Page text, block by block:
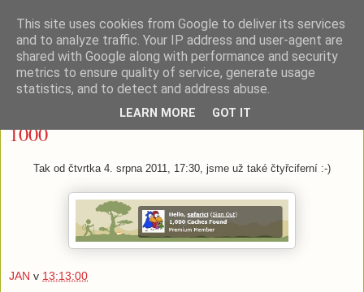
Tišnovské (geo)pivko
1000
Tak od čtvrtka 4. srpna 2011, 17:30, jsme už také čtyřciferní :-)
JAN v 13:13:00
This site uses cookies from Google to deliver its services
and to analyze traffic. Your IP address and user-agent are
shared with Google along with performance and security
metrics to ensure quality of service, generate usage
statistics, and to detect and address abuse.
LEARN MORE GOT IT